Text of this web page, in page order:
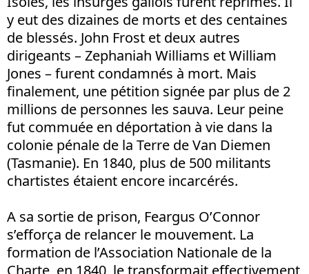
y eut des dizaines de morts et des centaines
de blessés. John Frost et deux autres
dirigeants – Zephaniah Williams et William
Jones – furent condamnés à mort. Mais
finalement, une pétition signée par plus de 2
millions de personnes les sauva. Leur peine
fut commuée en déportation à vie dans la
colonie pénale de la Terre de Van Diemen
(Tasmanie). En 1840, plus de 500 militants
chartistes étaient encore incarcérés.
A sa sortie de prison, Feargus O’Connor
s’efforça de relancer le mouvement. La
formation de l’Association Nationale de la
Charte, en 1840, le transformait effectivement